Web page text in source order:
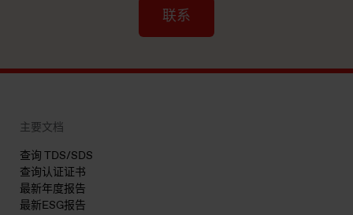
联系
主要文档
查询 TDS/SDS
查询认证证书
最新年度报告
最新ESG报告